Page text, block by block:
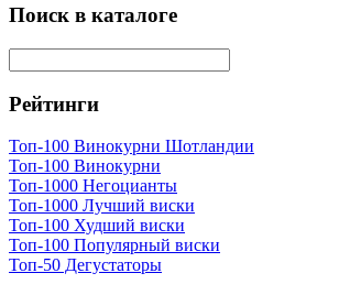
Поиск в каталоге
Рейтинги
Топ-100 Винокурни Шотландии
Топ-100 Винокурни
Топ-1000 Негоцианты
Топ-1000 Лучший виски
Топ-100 Худший виски
Топ-100 Популярный виски
Топ-50 Дегустаторы